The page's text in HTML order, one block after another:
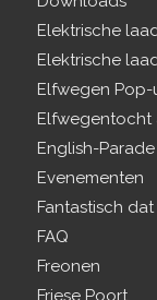
Elektrische
Elektrische
Elfwegen Pop-
Elfwegentocht
English-Parade
Evenementen
Fantastisch
FAQ
Freonen
Friese Poort